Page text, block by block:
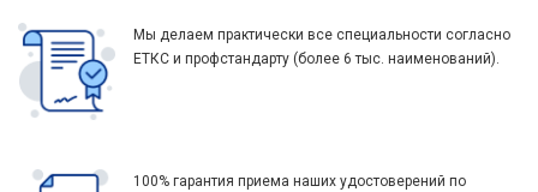
Мы делаем практически все специальности согласно
ЕТКС и профстандарту (более 6 тыс. наименований).
100% гарантия приема наших удостоверений по